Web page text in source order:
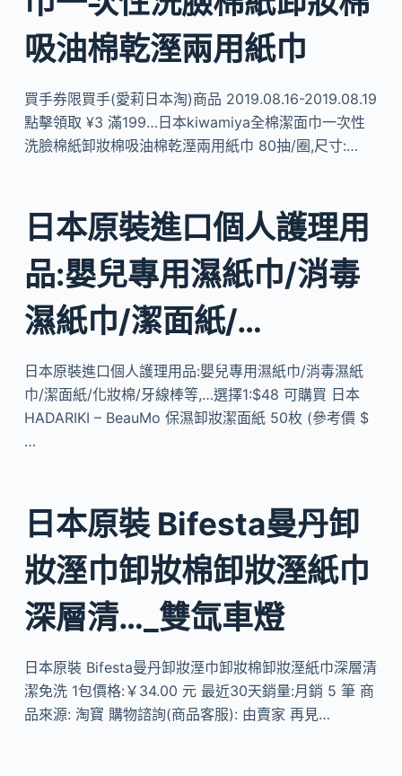
吸油棉乾溼兩用紙巾
買手券限買手(愛莉日本淘)商品 2019.08.16-2019.08.19
點擊領取 ¥3 滿199…日本kiwamiya全棉潔面巾一次性
洗臉棉紙卸妝棉吸油棉乾溼兩用紙巾 80抽/圈,尺寸:…
日本原裝進口個人護理用
品:嬰兒專用濕紙巾/消毒
濕紙巾/潔面紙/…
日本原裝進口個人護理用品:嬰兒專用濕紙巾/消毒濕紙
巾/潔面紙/化妝棉/牙線棒等,…選擇1:$48 可購買 日本
HADARIKI – BeauMo 保濕卸妝潔面紙 50枚 (參考價 $
…
日本原裝 Bifesta曼丹卸
妝溼巾卸妝棉卸妝溼紙巾
深層清…_雙氙車燈
日本原裝 Bifesta曼丹卸妝溼巾卸妝棉卸妝溼紙巾深層清
潔免洗 1包價格:￥34.00 元 最近30天銷量:月銷 5 筆 商
品來源: 淘寶 購物諮詢(商品客服): 由賣家 再見…